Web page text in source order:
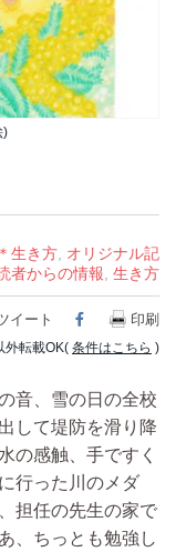
)
＊生き方, オリジナル記
者からの情報, 生き方
イート Facebook
印刷
外転載OK( 条件はこちら )
音、雪の日の全校
して堤防を滑り降
の感触、手ですく
行った川のメダ
担任の先生の家で
、ちっとも勉強し